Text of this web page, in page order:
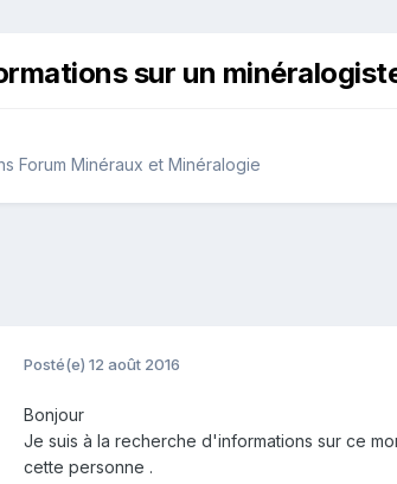
sur un
Forum Minéraux et Minéralogie
Posté(e) 12 août 2016
Bonjour
Je suis à la recherche d'informations sur ce
cette personne .